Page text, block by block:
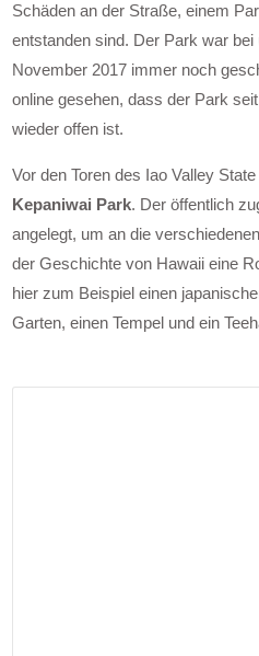
Schäden an der Straße, einem
entstanden sind. Der Park war
November 2017 immer noch
online gesehen, dass der Park
wieder offen ist.
Vor den Toren des Iao Valley
Kepaniwai Park. Der öffentlich
angelegt, um an die
der Geschichte von Hawaii eine
hier zum Beispiel einen
Garten, einen Tempel und ein